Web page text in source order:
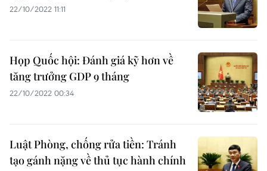
22/10/2022 11:11
Họp Quốc hội: Đánh giá kỹ hơn về
tăng trưởng GDP 9 tháng
22/10/2022 00:34
Luật Phòng, chống rửa tiền: Tránh
tạo gánh nặng về thủ tục hành chính